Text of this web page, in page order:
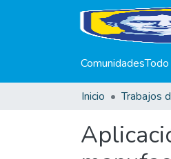
Comunidades
Inicio